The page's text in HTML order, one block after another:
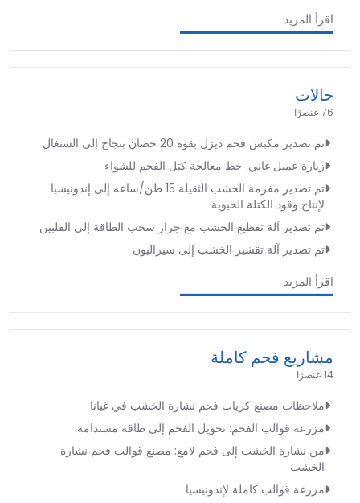
اقرأ المزيد
حالات
76 عنصرًا
تم تصدير مكبس فحم ديزل بقوة 20 حصان بنجاح إلى السنغال
زيارة عميل غاني: خط معالجة كتل الفحم للشواء
تم تصدير مفرمة الخشب الثقيلة 15 طن/ساعه إلى إندونيسيا
لإنتاج وقود الكتلة الحيوية
تم تصدير آلة تقطيع الخشب مع جرار سحب الطاقة إلى الفلبين
تم تصدير آلة تقشير الخشب إلى سيراليون
اقرأ المزيد
مشاريع فحم كاملة
14 عنصرًا
ملاحظات مصنع كريات فحم نشارة الخشب في غيانا
مزرعة قوالب الفحم: تحويل الفحم إلى طاقة مستدامة
من نشارة الخشب إلى فحم لامع: مصنع قوالب فحم نشارة
الخشب
مزرعة قوالب كاملة لإندونيسيا